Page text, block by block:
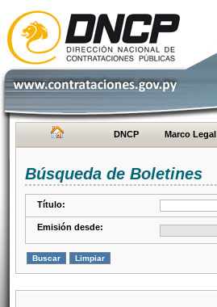
DNCP Marco Legal
Búsqueda de Boletines
Título:
Emisión desde: